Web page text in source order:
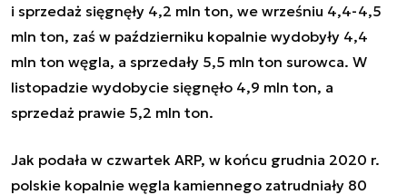
i sprzedaż sięgnęły 4,2 mln ton, we wrześniu 4,4-4,5
mln ton, zaś w październiku kopalnie wydobyły 4,4
mln ton węgla, a sprzedały 5,5 mln ton surowca. W
listopadzie wydobycie sięgnęło 4,9 mln ton, a
sprzedaż prawie 5,2 mln ton.
Jak podała w czwartek ARP, w końcu grudnia 2020 r.
polskie kopalnie węgla kamiennego zatrudniały 80